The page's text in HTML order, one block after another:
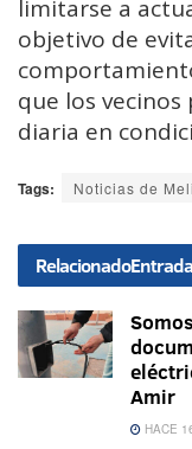
limitarse a
objetivo de
que los
diaria en
Tags: Noticias de
Relacionado
Amir
HACE